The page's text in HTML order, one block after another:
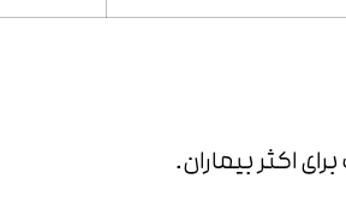
اکثر بیماران.